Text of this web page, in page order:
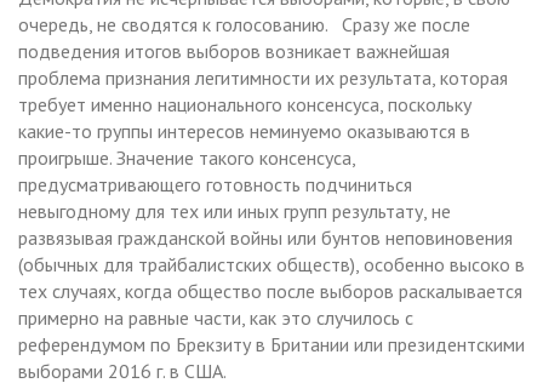
очередь, не сводятся к голосованию. Сразу же после
подведения итогов выборов возникает важнейшая
проблема признания легитимности их результата, которая
требует именно национального консенсуса, поскольку
какие-то группы интересов неминуемо оказываются в
проигрыше. Значение такого консенсуса,
предусматривающего готовность подчиниться
невыгодному для тех или иных групп результату, не
развязывая гражданской войны или бунтов неповиновения
(обычных для трайбалистских обществ), особенно высоко в
тех случаях, когда общество после выборов раскалывается
примерно на равные части, как это случилось с
референдумом по Брекзиту в Британии или президентскими
выборами 2016 г. в США.